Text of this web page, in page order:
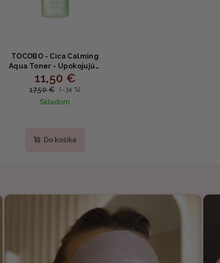
TOCOBO - Cica Calming
Aqua Toner - Upokojujúci
pleťový toner s
extraktom pupočníka
11,50 €
17,50 € (–34 %)
Skladom
Do košíka